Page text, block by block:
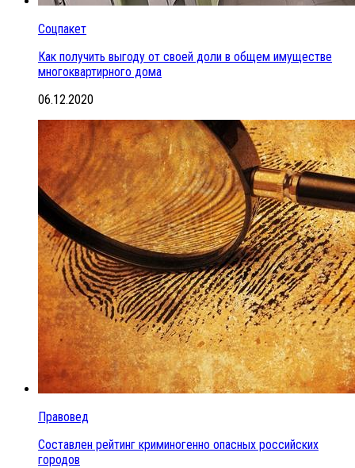
Соцпакет
Как получить выгоду от своей доли в общем имуществе
многоквартирного дома
06.12.2020
Правовед
Составлен рейтинг криминогенно опасных российских
городов